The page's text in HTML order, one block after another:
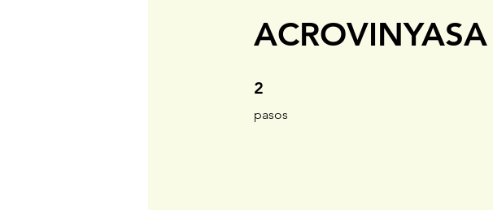
ACROVINYASA
2
pasos
2 pasos